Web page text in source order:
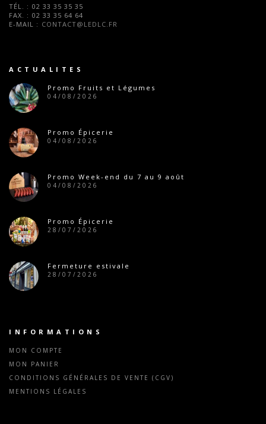
TÉL. : 02 33 35 35 35
FAX. : 02 33 35 64 64
E-MAIL : CONTACT@LEDLC.FR
ACTUALITES
Promo Fruits et Légumes
04/08/2026
Promo Épicerie
04/08/2026
Promo Week-end du 7 au 9 août
04/08/2026
Promo Épicerie
28/07/2026
Fermeture estivale
28/07/2026
INFORMATIONS
MON COMPTE
MON PANIER
CONDITIONS GÉNÉRALES DE VENTE (CGV)
MENTIONS LÉGALES